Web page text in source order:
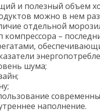
и полезный объем
можно в нем
отдельной
компрессора –
шума;
наполнение.